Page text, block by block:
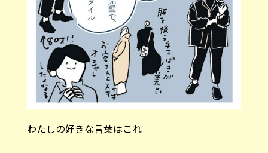
わたしの好きな言葉はこれ